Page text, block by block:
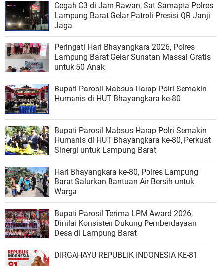
Cegah C3 di Jam Rawan, Sat Samapta Polres
Lampung Barat Gelar Patroli Presisi QR Janji
Jaga
Peringati Hari Bhayangkara 2026, Polres
Lampung Barat Gelar Sunatan Massal Gratis
untuk 50 Anak
Bupati Parosil Mabsus Harap Polri Semakin
Humanis di HUT Bhayangkara ke-80
Bupati Parosil Mabsus Harap Polri Semakin
Humanis di HUT Bhayangkara ke-80, Perkuat
Sinergi untuk Lampung Barat
Hari Bhayangkara ke-80, Polres Lampung
Barat Salurkan Bantuan Air Bersih untuk
Warga
Bupati Parosil Terima LPM Award 2026,
Dinilai Konsisten Dukung Pemberdayaan
Desa di Lampung Barat
DIRGAHAYU REPUBLIK INDONESIA KE-81